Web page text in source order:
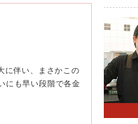
に伴い、まさかこの
にも早い段階で各金